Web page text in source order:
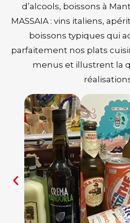
d’alcools, boissons à
MASSAIA : vins italiens,
boissons typiques qui
parfaitement nos plats
menus et illustrent la